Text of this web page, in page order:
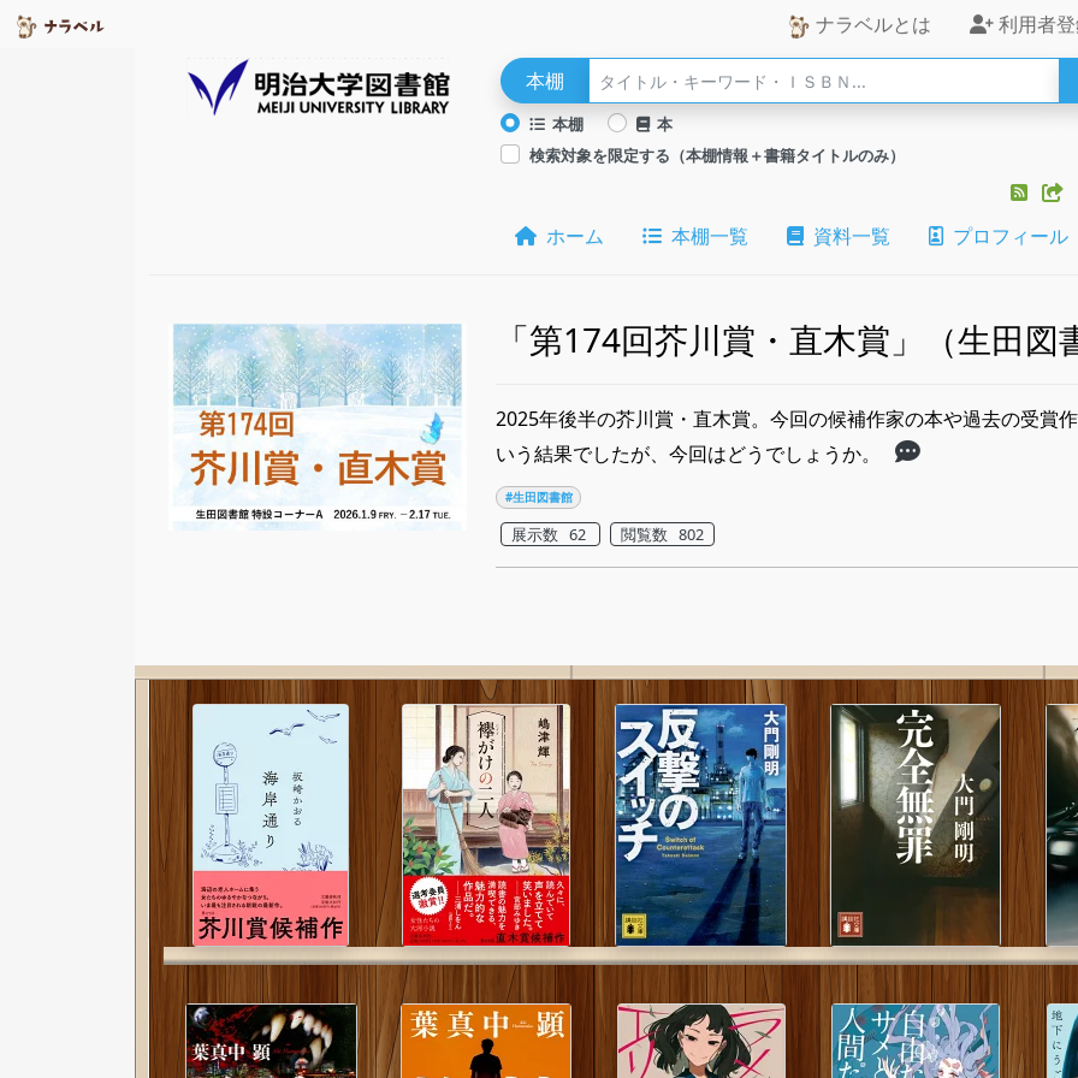
ナラベルとは 利用者
本棚
本棚
本
検索対象を限定する（本棚情報＋書籍タイトルのみ）
ホーム 本棚一覧 資料一覧 プロフィール
「第174回芥川賞・直木賞」（生田図
2025年後半の芥川賞・直木賞。今回の候補作家の本や過去の受賞
いう結果でしたが、今回はどうでしょうか。
#生田図書館
展示数 62 閲覧数 802